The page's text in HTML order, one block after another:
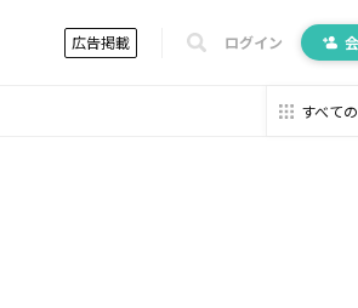
広告掲載 ログイン
すべて